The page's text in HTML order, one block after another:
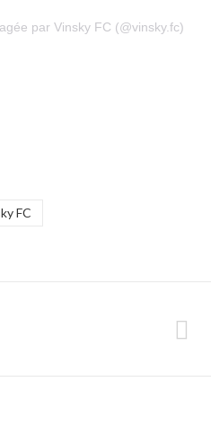
par Vinsky FC (@vinsky.fc)
FC